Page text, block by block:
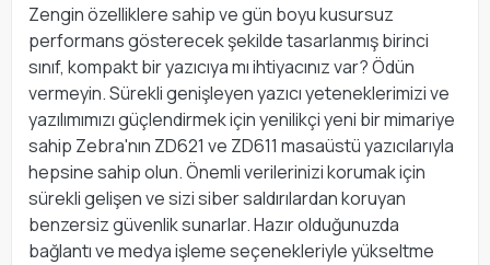
Zengin özelliklere sahip ve gün boyu kusursuz
performans gösterecek şekilde tasarlanmış birinci
sınıf, kompakt bir yazıcıya mı ihtiyacınız var? Ödün
vermeyin. Sürekli genişleyen yazıcı yeteneklerimizi ve
yazılımımızı güçlendirmek için yenilikçi yeni bir mimariye
sahip Zebra'nın ZD621 ve ZD611 masaüstü yazıcılarıyla
hepsine sahip olun. Önemli verilerinizi korumak için
sürekli gelişen ve sizi siber saldırılardan koruyan
benzersiz güvenlik sunarlar. Hazır olduğunuzda
bağlantı ve medya işleme seçenekleriyle yükseltme